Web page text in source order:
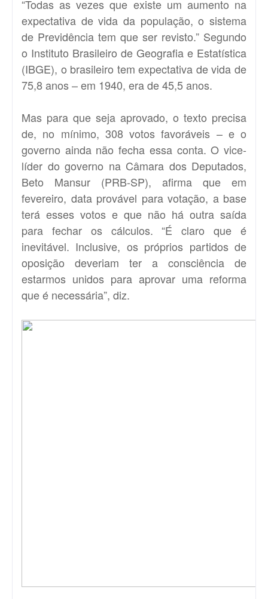
“Todas as vezes que existe um aumento na
expectativa de vida da população, o sistema
de Previdência tem que ser revisto.” Segundo
o Instituto Brasileiro de Geografia e Estatística
(IBGE), o brasileiro tem expectativa de vida de
75,8 anos – em 1940, era de 45,5 anos.
Mas para que seja aprovado, o texto precisa
de, no mínimo, 308 votos favoráveis – e o
governo ainda não fecha essa conta. O vice-
líder do governo na Câmara dos Deputados,
Beto Mansur (PRB-SP), afirma que em
fevereiro, data provável para votação, a base
terá esses votos e que não há outra saída
para fechar os cálculos. “É claro que é
inevitável. Inclusive, os próprios partidos de
oposição deveriam ter a consciência de
estarmos unidos para aprovar uma reforma
que é necessária”, diz.